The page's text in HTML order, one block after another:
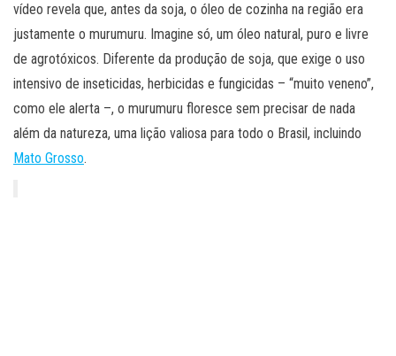
vídeo revela que, antes da soja, o óleo de cozinha na região era
justamente o murumuru. Imagine só, um óleo natural, puro e livre
de agrotóxicos. Diferente da produção de soja, que exige o uso
intensivo de inseticidas, herbicidas e fungicidas – “muito veneno”,
como ele alerta –, o murumuru floresce sem precisar de nada
além da natureza, uma lição valiosa para todo o Brasil, incluindo
Mato Grosso.